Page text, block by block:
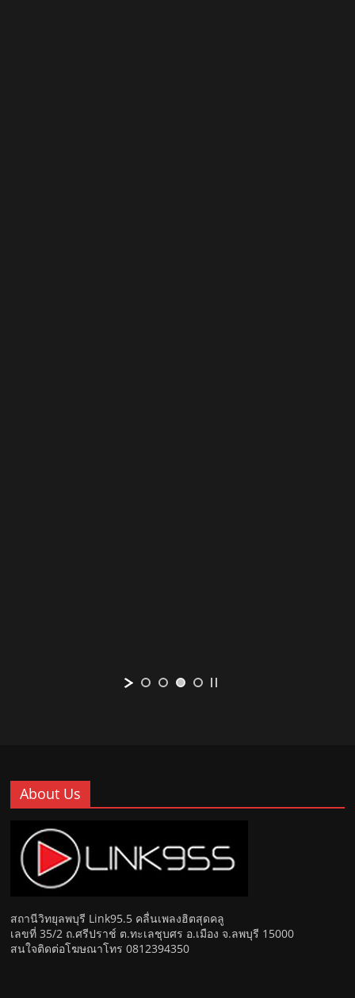
About Us
สถานีวิทยุลพบุรี Link95.5 คลื่นเพลงฮิตสุดคลู
เลขที่ 35/2 ถ.ศรีปราช์ ต.ทะเลชุบศร อ.เมือง จ.ลพบุรี 15000
สนใจติดต่อโฆษณาโทร 0812394350